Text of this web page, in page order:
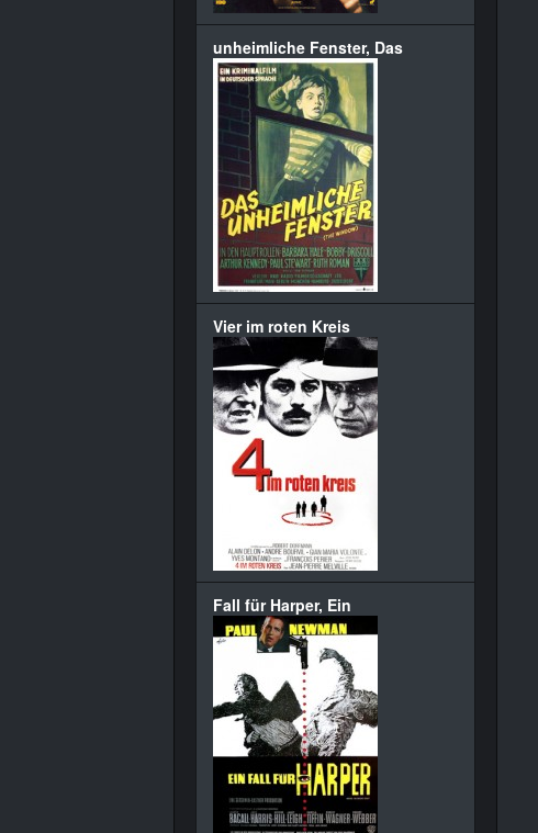
unheimliche Fenster, Das
Vier im roten Kreis
Fall für Harper, Ein